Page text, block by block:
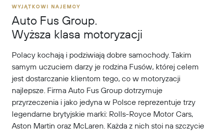
WYJĄTKOWI NAJEMCY
Auto Fus Group.
Wyższa klasa motoryzacji
Polacy kochają i podziwiają dobre samochody. Takim
samym uczuciem darzy je rodzina Fusów, której celem
jest dostarczanie klientom tego, co w motoryzacji
najlepsze. Firma Auto Fus Group dotrzymuje
przyrzeczenia i jako jedyna w Polsce reprezentuje trzy
legendarne brytyjskie marki: Rolls-Royce Motor Cars,
Aston Martin oraz McLaren. Każda z nich stoi na szczycie